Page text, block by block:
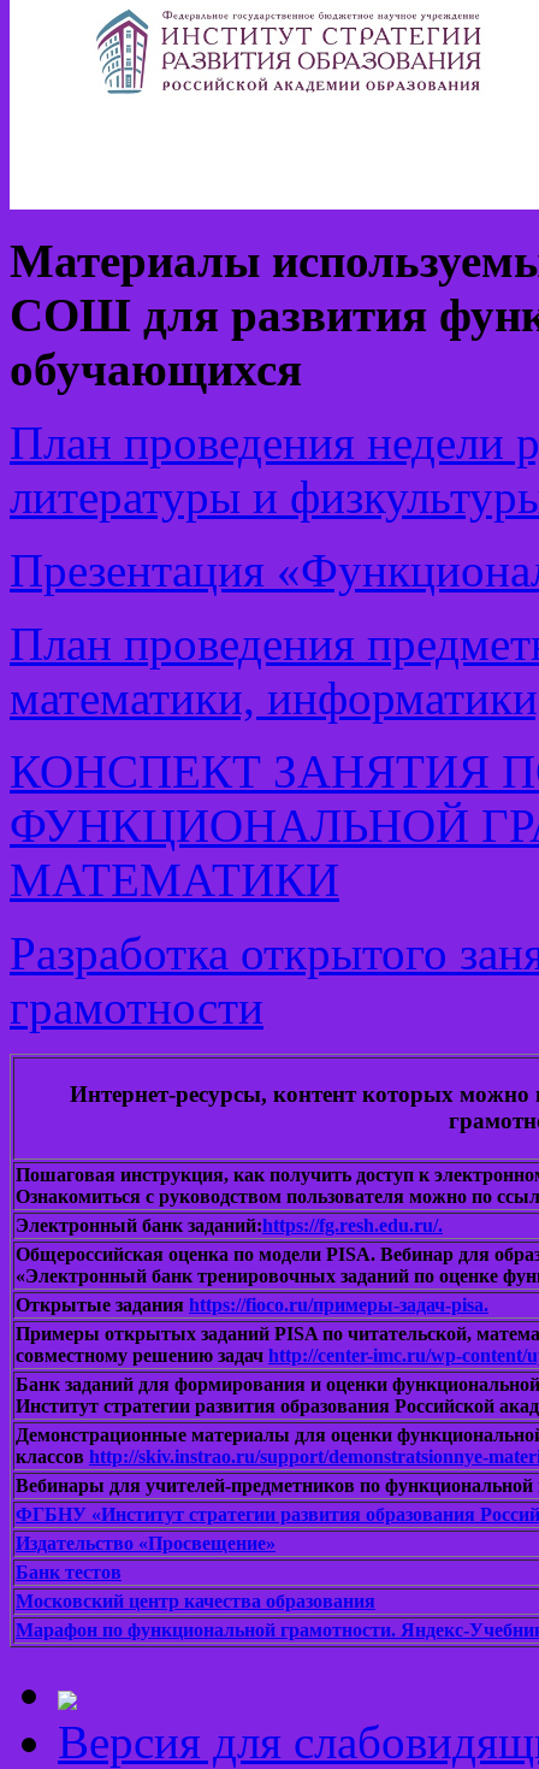
Материалы
СОШ для развития
обучающихся
План проведения недели
литературы и
Презентация
План проведения
математики,
КОНСПЕКТ ЗАНЯТИЯ
ФУНКЦИОНАЛЬНОЙ
МАТЕМАТИКИ
Разработка открытого
грамотности
Интернет-ресурсы, контент которых
Пошаговая инструкция, как получить доступ к
Ознакомиться с руководством пользователя можно по
Электронный банк заданий:https://fg.resh.edu.ru/.
Общероссийская оценка по модели PISA. Вебинар для
«Электронный банк тренировочных заданий по оценке
Открытые задания https://fioco.ru/примеры-задач-pisa.
Примеры открытых заданий PISA по читательской,
совместному решению задач http://center-imc.ru/wp-content/
Банк заданий для формирования и оценки
Институт стратегии развития образования Российской
Демонстрационные материалы для оценки
классов http://skiv.instrao.ru/support/demonstratsionnye-
Вебинары для учителей-предметников по
ФГБНУ «Институт стратегии развития образования
Издательство «Просвещение»
Банк тестов
Московский центр качества образования
Марафон по функциональной грамотности. Яндекс-
Версия для